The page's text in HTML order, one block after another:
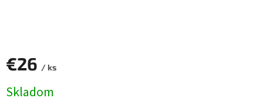
€26 / ks
cena:
Skladom